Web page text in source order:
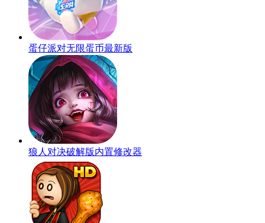
蛋仔派对无限蛋币最新版
狼人对决破解版内置修改器